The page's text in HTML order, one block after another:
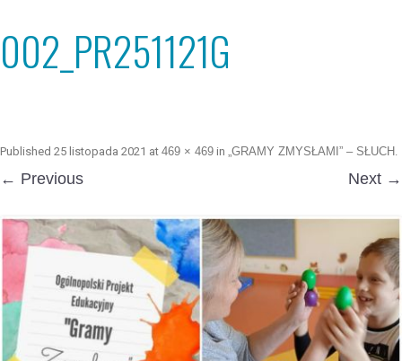
002_PR251121G
Published 25 listopada 2021 at 469 × 469 in „GRAMY ZMYSŁAMI” – SŁUCH .
← Previous Next →